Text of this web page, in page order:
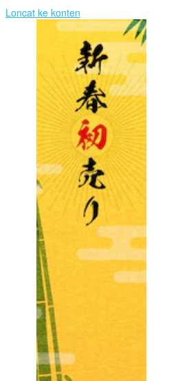
Loncat ke konten